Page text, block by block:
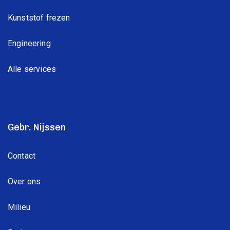
Kunststof frezen
Engineering
Alle services
Gebr. Nijssen
Contact
Over ons
Milieu